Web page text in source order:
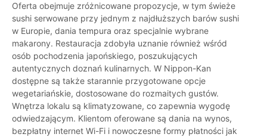
Oferta obejmuje zróżnicowane propozycje, w tym świeże
sushi serwowane przy jednym z najdłuższych barów sushi
w Europie, dania tempura oraz specjalnie wybrane
makarony. Restauracja zdobyła uznanie również wśród
osób pochodzenia japońskiego, poszukujących
autentycznych doznań kulinarnych. W Nippon-Kan
dostępne są także starannie przygotowane opcje
wegetariańskie, dostosowane do rozmaitych gustów.
Wnętrza lokalu są klimatyzowane, co zapewnia wygodę
odwiedzającym. Klientom oferowane są dania na wynos,
bezpłatny internet Wi-Fi i nowoczesne formy płatności jak